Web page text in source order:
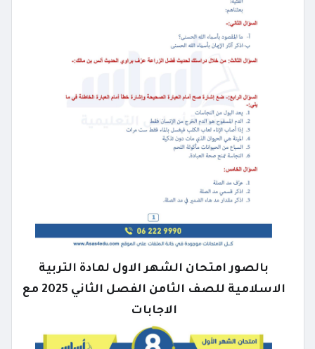
بالصور امتحان الشهر الاول لمادة التربية
الاسلامية للصف الثامن الفصل الثاني 2025 مع
الاجابات